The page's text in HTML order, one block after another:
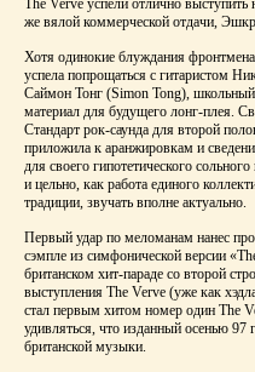
The Verve успели отлично выступить
же вялой коммерческой отдачи,
Хотя одинокие блуждания фронтмена
успела попрощаться с гитаристом
Саймон Тонг (Simon Tong),
материал для будущего лонг-плея.
Стандарт рок-саунда для второй
приложила к аранжировкам и
для своего гипотетического
и цельно, как работа единого
традиции, звучать вполне актуально.
Первый удар по меломанам нанес
сэмпле из симфонической версии
британском хит-параде со второй
выступления The Verve (уже как
стал первым хитом номер один The
удивляться, что изданный осенью
британской музыки.